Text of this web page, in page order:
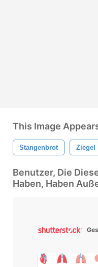
This Image
Stangenbrot Ziegel
Benutzer, Die
Haben, Haben